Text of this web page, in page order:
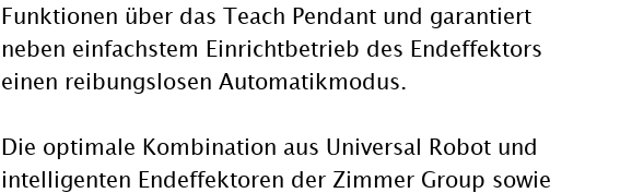
Funktionen über das Teach Pendant und garantiert
neben einfachstem Einrichtbetrieb des Endeffektors
einen reibungslosen Automatikmodus.
Die optimale Kombination aus Universal Robot und
intelligenten Endeffektoren der Zimmer Group sowie